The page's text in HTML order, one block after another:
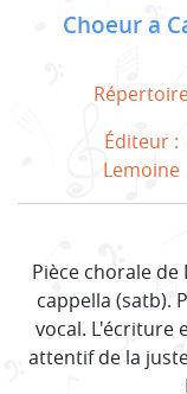
Choeur a
Éditeur :
Lemoine
Pièce chorale de
cappella (satb).
vocal. L'écriture
attentif de la